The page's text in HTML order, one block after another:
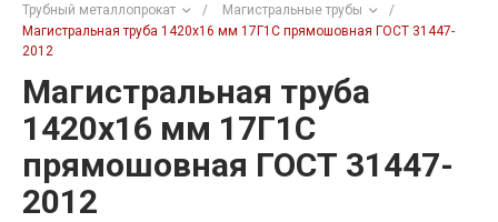
Трубный металлопрокат
/ Магистральные трубы
/
Магистральная труба 1420х16 мм 17Г1С прямошовная ГОСТ 31447-
2012
Магистральная труба
1420х16 мм 17Г1С
прямошовная ГОСТ 31447-
2012